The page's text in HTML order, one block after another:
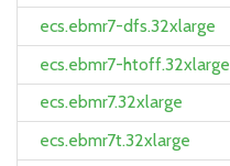
ecs.ebmr7-dfs.32xlarge
ecs.ebmr7-htoff.32xlarge
ecs.ebmr7.32xlarge
ecs.ebmr7t.32xlarge